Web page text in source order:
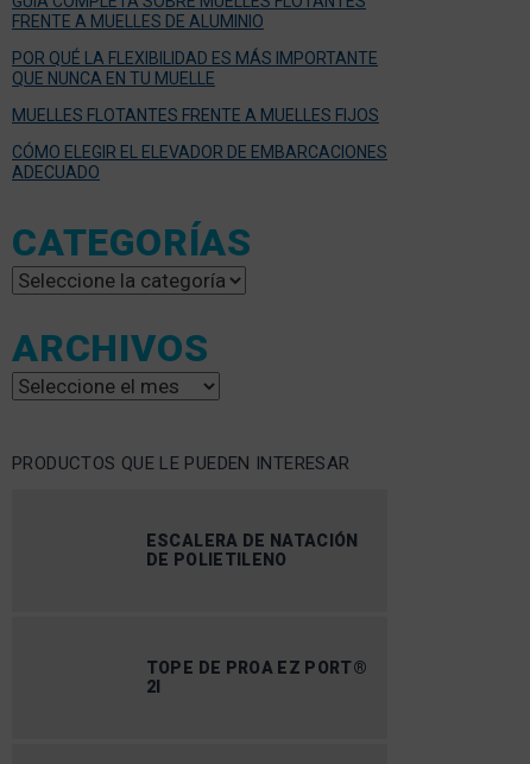
FRENTE A MUELLES DE ALUMINIO
POR QUÉ LA FLEXIBILIDAD ES MÁS IMPORTANTE
QUE NUNCA EN TU MUELLE
MUELLES FLOTANTES FRENTE A MUELLES FIJOS
CÓMO ELEGIR EL ELEVADOR DE EMBARCACIONES
ADECUADO
CATEGORÍAS
Categorías
ARCHIVOS
Archivos
PRODUCTOS QUE LE PUEDEN INTERESAR
ESCALERA DE NATACIÓN
DE POLIETILENO
TOPE DE PROA EZ PORT®
2I